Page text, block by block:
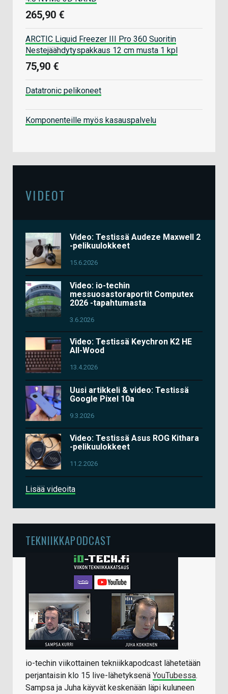
265,90 €
ARCTIC Liquid Freezer III Pro 360 Suoritin
Nestejäähdytyspakkaus 12 cm musta 1 kpl
75,90 €
Datatronic pelikoneet
Komponenteille myös kasauspalvelu
VIDEOT
Video: Testissä Audeze Maxwell 2
-pelikuulokkeet
15.6.2026
Video: io-techin
messuosastoraportit Computex
2026 -tapahtumasta
3.6.2026
Video: Testissä Keychron K2 HE
All-Wood
13.4.2026
Uusi artikkeli & video: Testissä
Google Pixel 10a
9.3.2026
Video: Testissä Asus ROG Kithara
-pelikuulokkeet
11.2.2026
Lisää videoita
TEKNIIKKAPODCAST
io-techin viikottainen tekniikkapodcast lähetetään
perjantaisin klo 15 live-lähetyksenä YouTubessa.
Sampsa ja Juha käyvät keskenään läpi kuluneen